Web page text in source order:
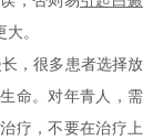
。
，很多患者选择放
命。对年青人，需
疗，不要在治疗上